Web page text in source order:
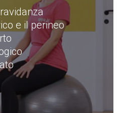
e il perineo